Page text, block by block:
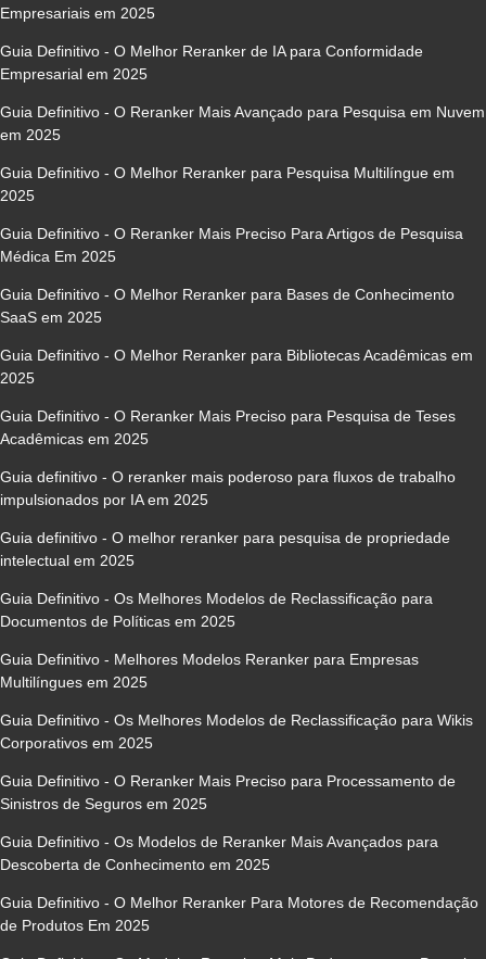
Empresariais em 2025
Guia Definitivo - O Melhor Reranker de IA para Conformidade
Empresarial em 2025
Guia Definitivo - O Reranker Mais Avançado para Pesquisa em Nuvem
em 2025
Guia Definitivo - O Melhor Reranker para Pesquisa Multilíngue em
2025
Guia Definitivo - O Reranker Mais Preciso Para Artigos de Pesquisa
Médica Em 2025
Guia Definitivo - O Melhor Reranker para Bases de Conhecimento
SaaS em 2025
Guia Definitivo - O Melhor Reranker para Bibliotecas Acadêmicas em
2025
Guia Definitivo - O Reranker Mais Preciso para Pesquisa de Teses
Acadêmicas em 2025
Guia definitivo - O reranker mais poderoso para fluxos de trabalho
impulsionados por IA em 2025
Guia definitivo - O melhor reranker para pesquisa de propriedade
intelectual em 2025
Guia Definitivo - Os Melhores Modelos de Reclassificação para
Documentos de Políticas em 2025
Guia Definitivo - Melhores Modelos Reranker para Empresas
Multilíngues em 2025
Guia Definitivo - Os Melhores Modelos de Reclassificação para Wikis
Corporativos em 2025
Guia Definitivo - O Reranker Mais Preciso para Processamento de
Sinistros de Seguros em 2025
Guia Definitivo - Os Modelos de Reranker Mais Avançados para
Descoberta de Conhecimento em 2025
Guia Definitivo - O Melhor Reranker Para Motores de Recomendação
de Produtos Em 2025